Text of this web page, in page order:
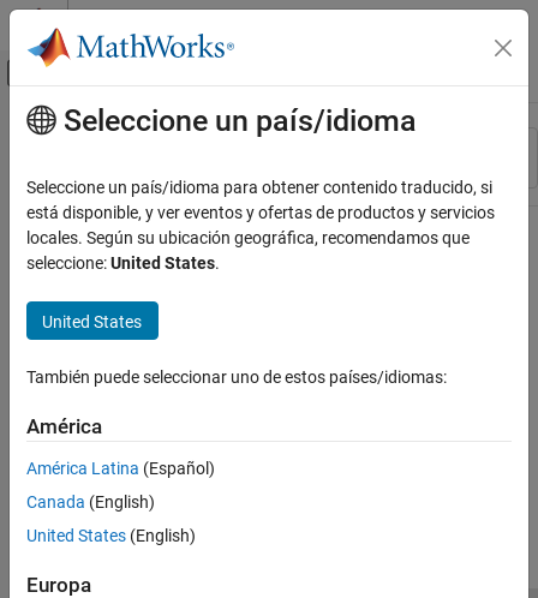
Saltar al contenido
Mostrar/ocultar menú de navegación
Recurso
Contenido principal
Seleccione un país/idioma
Seleccione un país/idioma para obtener contenido traducido, si
está disponible, y ver eventos y ofertas de productos y servicios
locales. Según su ubicación geográfica, recomendamos que
seleccione:United States.
United States
También puede seleccionar uno de estos países/idiomas:
América
América Latina (Español)
Canada (English)
United States (English)
Europa